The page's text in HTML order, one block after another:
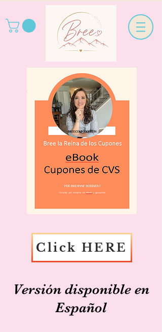
Click HERE
Versión disponible en
Español